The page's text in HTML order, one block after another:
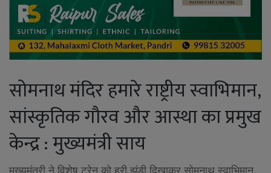
सोमनाथ मंदिर हमारे राष्ट्रीय स्वाभिमान,
सांस्कृतिक गौरव और आस्था का प्रमुख
केन्द्र : मुख्यमंत्री साय
मुख्यमंत्री ने विशेष ट्रेन को हरी झंडी दिखाकर सोमनाथ स्वाभिमान